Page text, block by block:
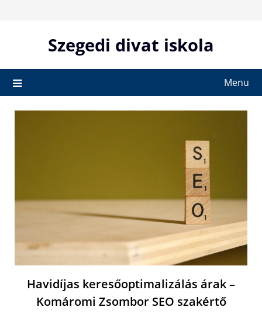
Szegedi divat iskola
Menu
Havidíjas keresőoptimalizálás árak –
Komáromi Zsombor SEO szakértő